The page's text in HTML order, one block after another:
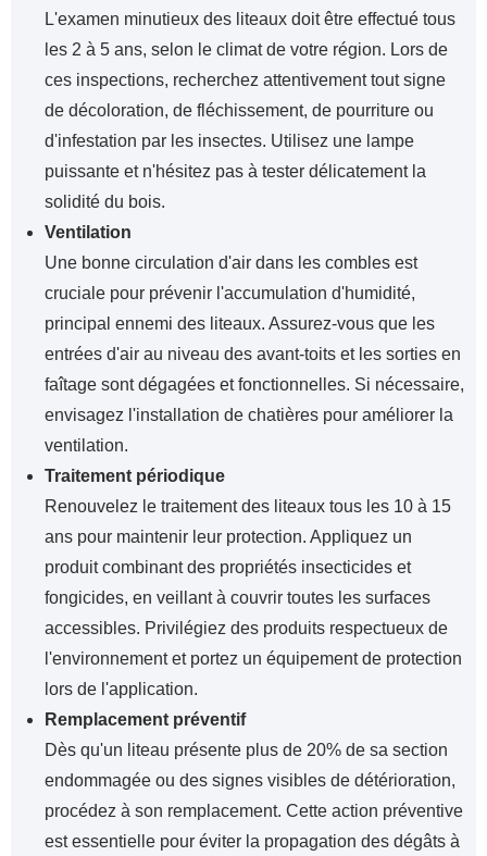
L'examen minutieux des liteaux doit être effectué tous
les 2 à 5 ans, selon le climat de votre région. Lors de
ces inspections, recherchez attentivement tout signe
de décoloration, de fléchissement, de pourriture ou
d'infestation par les insectes. Utilisez une lampe
puissante et n'hésitez pas à tester délicatement la
solidité du bois.
Ventilation
Une bonne circulation d'air dans les combles est
cruciale pour prévenir l'accumulation d'humidité,
principal ennemi des liteaux. Assurez-vous que les
entrées d'air au niveau des avant-toits et les sorties en
faîtage sont dégagées et fonctionnelles. Si nécessaire,
envisagez l'installation de chatières pour améliorer la
ventilation.
Traitement périodique
Renouvelez le traitement des liteaux tous les 10 à 15
ans pour maintenir leur protection. Appliquez un
produit combinant des propriétés insecticides et
fongicides, en veillant à couvrir toutes les surfaces
accessibles. Privilégiez des produits respectueux de
l'environnement et portez un équipement de protection
lors de l'application.
Remplacement préventif
Dès qu'un liteau présente plus de 20% de sa section
endommagée ou des signes visibles de détérioration,
procédez à son remplacement. Cette action préventive
est essentielle pour éviter la propagation des dégâts à